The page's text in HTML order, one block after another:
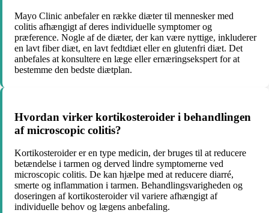
Mayo Clinic anbefaler en række diæter til mennesker med
colitis afhængigt af deres individuelle symptomer og
præference. Nogle af de diæter, der kan være nyttige, inkluderer
en lavt fiber diæt, en lavt fedtdiæt eller en glutenfri diæt. Det
anbefales at konsultere en læge eller ernæringsekspert for at
bestemme den bedste diætplan.
Hvordan virker kortikosteroider i behandlingen
af microscopic colitis?
Kortikosteroider er en type medicin, der bruges til at reducere
betændelse i tarmen og derved lindre symptomerne ved
microscopic colitis. De kan hjælpe med at reducere diarré,
smerte og inflammation i tarmen. Behandlingsvarigheden og
doseringen af kortikosteroider vil variere afhængigt af
individuelle behov og lægens anbefaling.